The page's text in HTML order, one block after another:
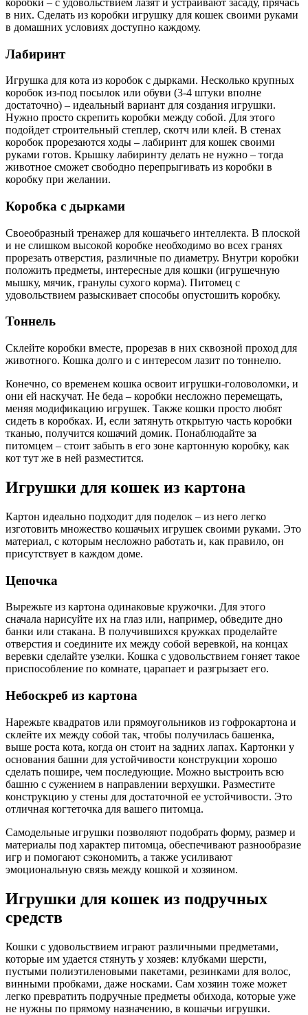
в них. Сделать из коробки игрушку для кошек своими руками
в домашних условиях доступно каждому.
Лабиринт
Игрушка для кота из коробок с дырками. Несколько крупных
коробок из-под посылок или обуви (3-4 штуки вполне
достаточно) – идеальный вариант для создания игрушки.
Нужно просто скрепить коробки между собой. Для этого
подойдет строительный степлер, скотч или клей. В стенах
коробок прорезаются ходы – лабиринт для кошек своими
руками готов. Крышку лабиринту делать не нужно – тогда
животное сможет свободно перепрыгивать из коробки в
коробку при желании.
Коробка с дырками
Своеобразный тренажер для кошачьего интеллекта. В плоской
и не слишком высокой коробке необходимо во всех гранях
прорезать отверстия, различные по диаметру. Внутри коробки
положить предметы, интересные для кошки (игрушечную
мышку, мячик, гранулы сухого корма). Питомец с
удовольствием разыскивает способы опустошить коробку.
Тоннель
Склейте коробки вместе, прорезав в них сквозной проход для
животного. Кошка долго и с интересом лазит по тоннелю.
Конечно, со временем кошка освоит игрушки-головоломки, и
они ей наскучат. Не беда – коробки несложно перемещать,
меняя модификацию игрушек. Также кошки просто любят
сидеть в коробках. И, если затянуть открытую часть коробки
тканью, получится кошачий домик. Понаблюдайте за
питомцем – стоит забыть в его зоне картонную коробку, как
кот тут же в ней разместится.
Игрушки для кошек из картона
Картон идеально подходит для поделок – из него легко
изготовить множество кошачьих игрушек своими руками. Это
материал, с которым несложно работать и, как правило, он
присутствует в каждом доме.
Цепочка
Вырежьте из картона одинаковые кружочки. Для этого
сначала нарисуйте их на глаз или, например, обведите дно
банки или стакана. В получившихся кружках проделайте
отверстия и соедините их между собой веревкой, на концах
веревки сделайте узелки. Кошка с удовольствием гоняет такое
приспособление по комнате, царапает и разгрызает его.
Небоскреб из картона
Нарежьте квадратов или прямоугольников из гофрокартона и
склейте их между собой так, чтобы получилась башенка,
выше роста кота, когда он стоит на задних лапах. Картонки у
основания башни для устойчивости конструкции хорошо
сделать пошире, чем последующие. Можно выстроить всю
башню с сужением в направлении верхушки. Разместите
конструкцию у стены для достаточной ее устойчивости. Это
отличная когтеточка для вашего питомца.
Самодельные игрушки позволяют подобрать форму, размер и
материалы под характер питомца, обеспечивают разнообразие
игр и помогают сэкономить, а также усиливают
эмоциональную связь между кошкой и хозяином.
Игрушки для кошек из подручных
средств
Кошки с удовольствием играют различными предметами,
которые им удается стянуть у хозяев: клубками шерсти,
пустыми полиэтиленовыми пакетами, резинками для волос,
винными пробками, даже носками. Сам хозяин тоже может
легко превратить подручные предметы обихода, которые уже
не нужны по прямому назначению, в кошачьи игрушки.